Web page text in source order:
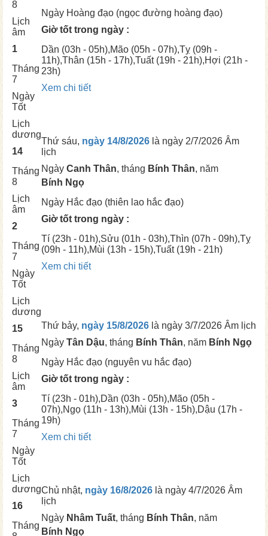
8
Lịch
âm
1
Tháng
7
Ngày
Tốt
Ngày Hoàng đạo (ngọc đường hoàng đạo)
Giờ tốt trong ngày :
Dần (03h - 05h),Mão (05h - 07h),Tỵ (09h -
11h),Thân (15h - 17h),Tuất(19h - 21h),Hợi (21h -
23h)
Xem chi tiết
Lịch
dương
14
Tháng
8
Lịch
âm
2
Tháng
7
Ngày
Tốt
Thứ sáu, ngày 14/8/2026 là ngày 2/7/2026 Âm
lịch
Ngày Canh Thân, tháng Bính Thân, năm
Bính Ngọ
Ngày Hắc đạo (thiên lao hắc đạo)
Giờ tốt trong ngày :
Tí (23h - 01h),Sửu (01h - 03h),Thìn (07h - 09h),Tỵ
(09h - 11h),Mùi (13h - 15h),Tuất(19h - 21h)
Xem chi tiết
Lịch
dương
15
Tháng
8
Lịch
âm
3
Tháng
7
Ngày
Tốt
Thứ bảy, ngày 15/8/2026 là ngày 3/7/2026 Âm lịch
Ngày Tân Dậu, tháng Bính Thân, năm Bính Ngọ
Ngày Hắc đạo (nguyên vu hắc đạo)
Giờ tốt trong ngày :
Tí (23h - 01h),Dần (03h - 05h),Mão (05h -
07h),Ngọ (11h - 13h),Mùi (13h - 15h),Dậu (17h -
19h)
Xem chi tiết
Lịch
dương
16
Tháng
Chủ nhật, ngày 16/8/2026 là ngày 4/7/2026 Âm
lịch
Ngày Nhâm Tuất, tháng Bính Thân, năm
Bính Ngọ